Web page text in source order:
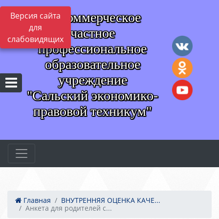
Версия сайта
для
слабовидящих
Некоммерческое
частное
профессиональное
образовательное
учреждение
"Сальский экономико-
правовой техникум"
Главная
ВНУТРЕННЯЯ ОЦЕНКА КАЧЕ...
Анкета для родителей с...